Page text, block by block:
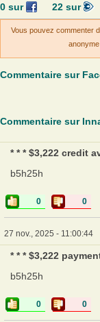
0sur 22sur
Vous pouvez commenter
Commentaire sur
Commentaire sur
* * * $3,222 credit
b5h25h
0 0
27 nov., 2025 - 11:00:44
* * * $3,222
b5h25h
0 0